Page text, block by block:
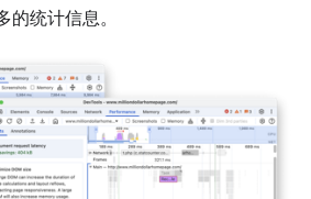
统计信息。